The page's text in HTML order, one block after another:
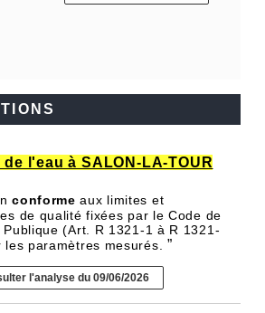
de l'eau à SALON-LA-TOUR
conforme aux limites et
de qualité fixées par le Code de
Publique (Art. R 1321-1 à R 1321-
les paramètres mesurés. ”
l'analyse du 09/06/2026